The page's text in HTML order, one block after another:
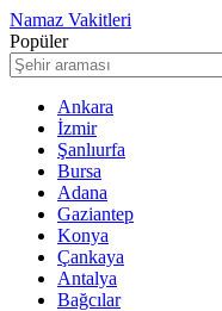
Namaz Vakitleri
Popüler
Ankara
İzmir
Şanlıurfa
Bursa
Adana
Gaziantep
Konya
Çankaya
Antalya
Bağcılar